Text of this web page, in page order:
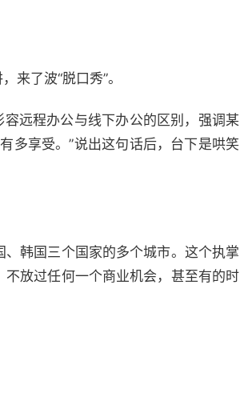
来了波“脱口秀”。
远程办公与线下办公的区别，强调某
多享受。”说出这句话后，台下是哄笑
韩国三个国家的多个城市。这个执掌
放过任何一个商业机会，甚至有的时